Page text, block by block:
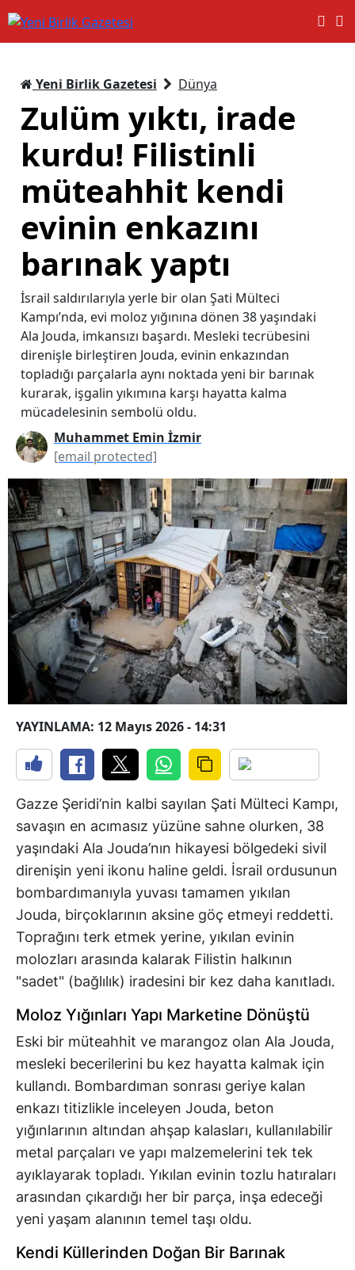
Yeni Birlik Gazetesi Dünya
Zulüm yıktı, irade
kurdu! Filistinli
müteahhit kendi
evinin enkazını
barınak yaptı
İsrail saldırılarıyla yerle bir olan Şati Mülteci
Kampı’nda, evi moloz yığınına dönen 38 yaşındaki
Ala Jouda, imkansızı başardı. Mesleki tecrübesini
direnişle birleştiren Jouda, evinin enkazından
topladığı parçalarla aynı noktada yeni bir barınak
kurarak, işgalin yıkımına karşı hayatta kalma
mücadelesinin sembolü oldu.
Muhammet Emin İzmir
[email protected]
YAYINLAMA: 12 Mayıs 2026 - 14:31
Gazze Şeridi’nin kalbi sayılan Şati Mülteci Kampı,
savaşın en acımasız yüzüne sahne olurken, 38
yaşındaki Ala Jouda’nın hikayesi bölgedeki sivil
direnişin yeni ikonu haline geldi. İsrail ordusunun
bombardımanıyla yuvası tamamen yıkılan
Jouda, birçoklarının aksine göç etmeyi reddetti.
Toprağını terk etmek yerine, yıkılan evinin
molozları arasında kalarak Filistin halkının
"sadet" (bağlılık) iradesini bir kez daha kanıtladı.
Moloz Yığınları Yapı Marketine Dönüştü
Eski bir müteahhit ve marangoz olan Ala Jouda,
mesleki becerilerini bu kez hayatta kalmak için
kullandı. Bombardıman sonrası geriye kalan
enkazı titizlikle inceleyen Jouda, beton
yığınlarının altından ahşap kalasları, kullanılabilir
metal parçaları ve yapı malzemelerini tek tek
ayıklayarak topladı. Yıkılan evinin tozlu hatıraları
arasından çıkardığı her bir parça, inşa edeceği
yeni yaşam alanının temel taşı oldu.
Kendi Küllerinden Doğan Bir Barınak